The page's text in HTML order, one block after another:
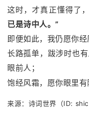
这时，才真正懂得了
已是诗中人。”
即便如此，我仍愿你经
长路孤单，跋涉时也
眼前人；
饱经风霜，愿你眼里有
来源：诗词世界（ID: